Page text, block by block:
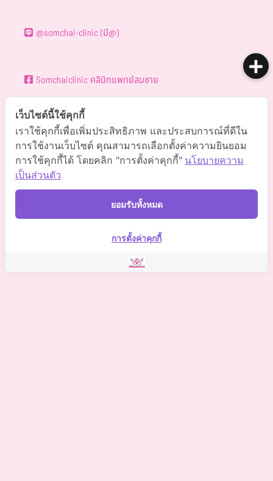
@somchai-clinic (มี@)
Somchaiclinic คลินิกแพทย์สมชาย
Somchaiclinic
Somchaiclinic
Somchai Clinic
2021 Somchai Clinic. All Rights Reserved. Powered by
เว็บไซต์นี้ใช้คุกกี้
เราใช้คุกกี้เพื่อเพิ่มประสิทธิภาพ และประสบการณ์ที่ดีใน
การใช้งานเว็บไซต์ คุณสามารถเลือกตั้งค่าความยินยอม
การใช้คุกกี้ได้ โดยคลิก "การตั้งค่าคุกกี้" นโยบายความ
เป็นส่วนตัว
ยอมรับทั้งหมด
การตั้งค่าคุกกี้